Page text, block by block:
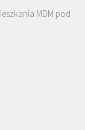
MDM pod